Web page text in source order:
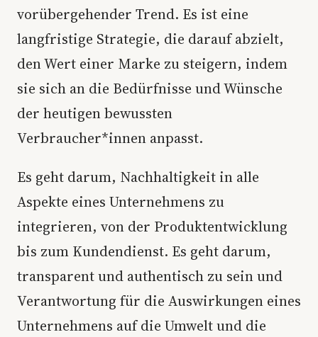
vorübergehender Trend. Es ist eine
langfristige Strategie, die darauf abzielt,
den Wert einer Marke zu steigern, indem
sie sich an die Bedürfnisse und Wünsche
der heutigen bewussten
Verbraucher*innen anpasst.
Es geht darum, Nachhaltigkeit in alle
Aspekte eines Unternehmens zu
integrieren, von der Produktentwicklung
bis zum Kundendienst. Es geht darum,
transparent und authentisch zu sein und
Verantwortung für die Auswirkungen eines
Unternehmens auf die Umwelt und die